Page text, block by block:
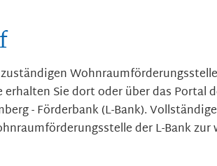
Wohnraumförderungsstelle
Sie dort oder über das Portal
- Förderbank (L-Bank).
der L-Bank zur